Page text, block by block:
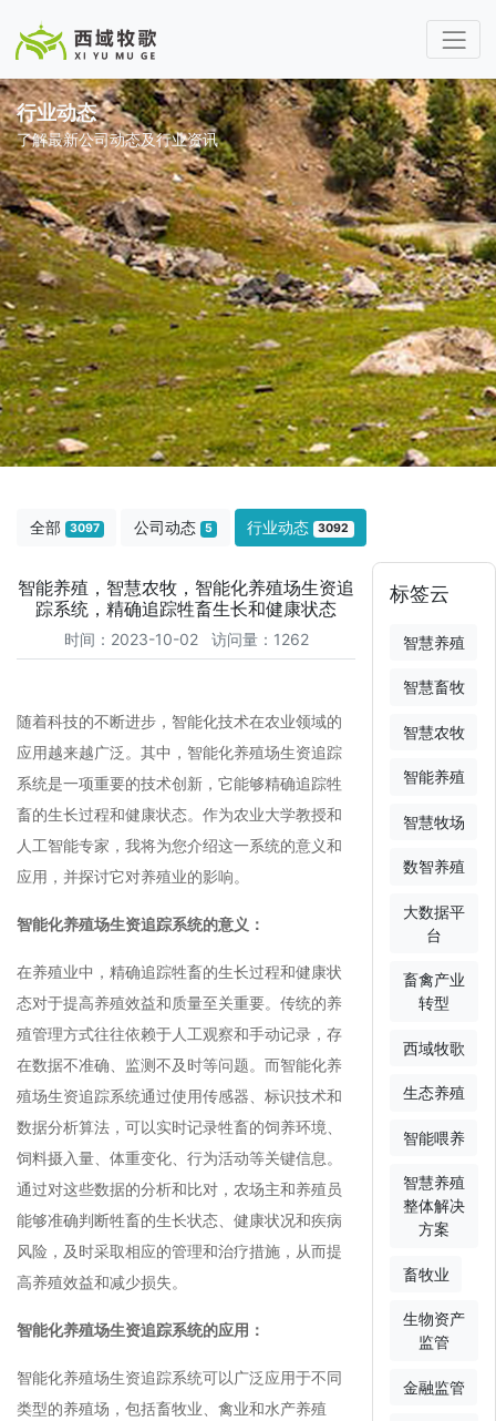
行业动态
了解最新公司动态及行业资讯
全部 3097 公司动态 5 行业动态 3092
智能养殖，智慧农牧，智能化养殖场生资追
踪系统，精确追踪牲畜生长和健康状态
时间：2023-10-02 访问量：1262
随着科技的不断进步，智能化技术在农业领域的
应用越来越广泛。其中，智能化养殖场生资追踪
系统是一项重要的技术创新，它能够精确追踪牲
畜的生长过程和健康状态。作为农业大学教授和
人工智能专家，我将为您介绍这一系统的意义和
应用，并探讨它对养殖业的影响。
智能化养殖场生资追踪系统的意义：
在养殖业中，精确追踪牲畜的生长过程和健康状
态对于提高养殖效益和质量至关重要。传统的养
殖管理方式往往依赖于人工观察和手动记录，存
在数据不准确、监测不及时等问题。而智能化养
殖场生资追踪系统通过使用传感器、标识技术和
数据分析算法，可以实时记录牲畜的饲养环境、
饲料摄入量、体重变化、行为活动等关键信息。
通过对这些数据的分析和比对，农场主和养殖员
能够准确判断牲畜的生长状态、健康状况和疾病
风险，及时采取相应的管理和治疗措施，从而提
高养殖效益和减少损失。
智能化养殖场生资追踪系统的应用：
智能化养殖场生资追踪系统可以广泛应用于不同
类型的养殖场，包括畜牧业、禽业和水产养殖
标签云
智慧养殖
智慧畜牧
智慧农牧
智能养殖
智慧牧场
数智养殖
大数据平
台
畜禽产业
转型
西域牧歌
生态养殖
智能喂养
智慧养殖
整体解决
方案
畜牧业
生物资产
监管
金融监管